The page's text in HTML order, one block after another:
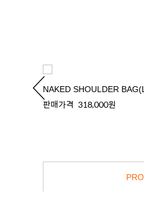
NAKED SHOULDER
판매가격 318,000원